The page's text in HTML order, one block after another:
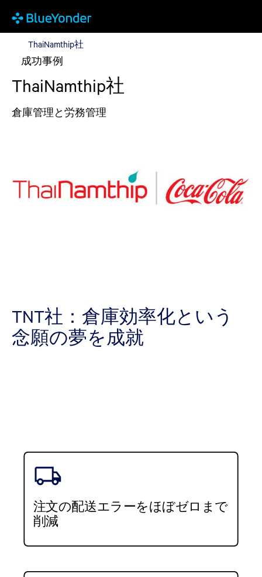
ThaiNamthip社
ThaiNamthip社
成功事例
ThaiNamthip社
倉庫管理と労務管理
TNT社：倉庫効率化という
念願の夢を成就
注文の配送エラーをほぼゼロまで
削減